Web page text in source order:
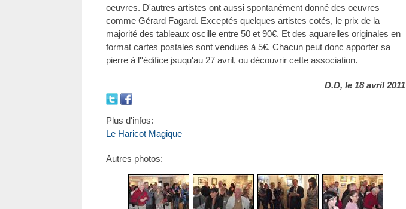
oeuvres. D'autres artistes ont aussi spontanément donné des oeuvres
comme Gérard Fagard. Exceptés quelques artistes cotés, le prix de la
majorité des tableaux oscille entre 50 et 90€. Et des aquarelles originales en
format cartes postales sont vendues à 5€. Chacun peut donc apporter sa
pierre à l''édifice jsuqu'au 27 avril, ou découvrir cette association.
D.D, le 18 avril 2011
Plus d'infos:
Le Haricot Magique
Autres photos: